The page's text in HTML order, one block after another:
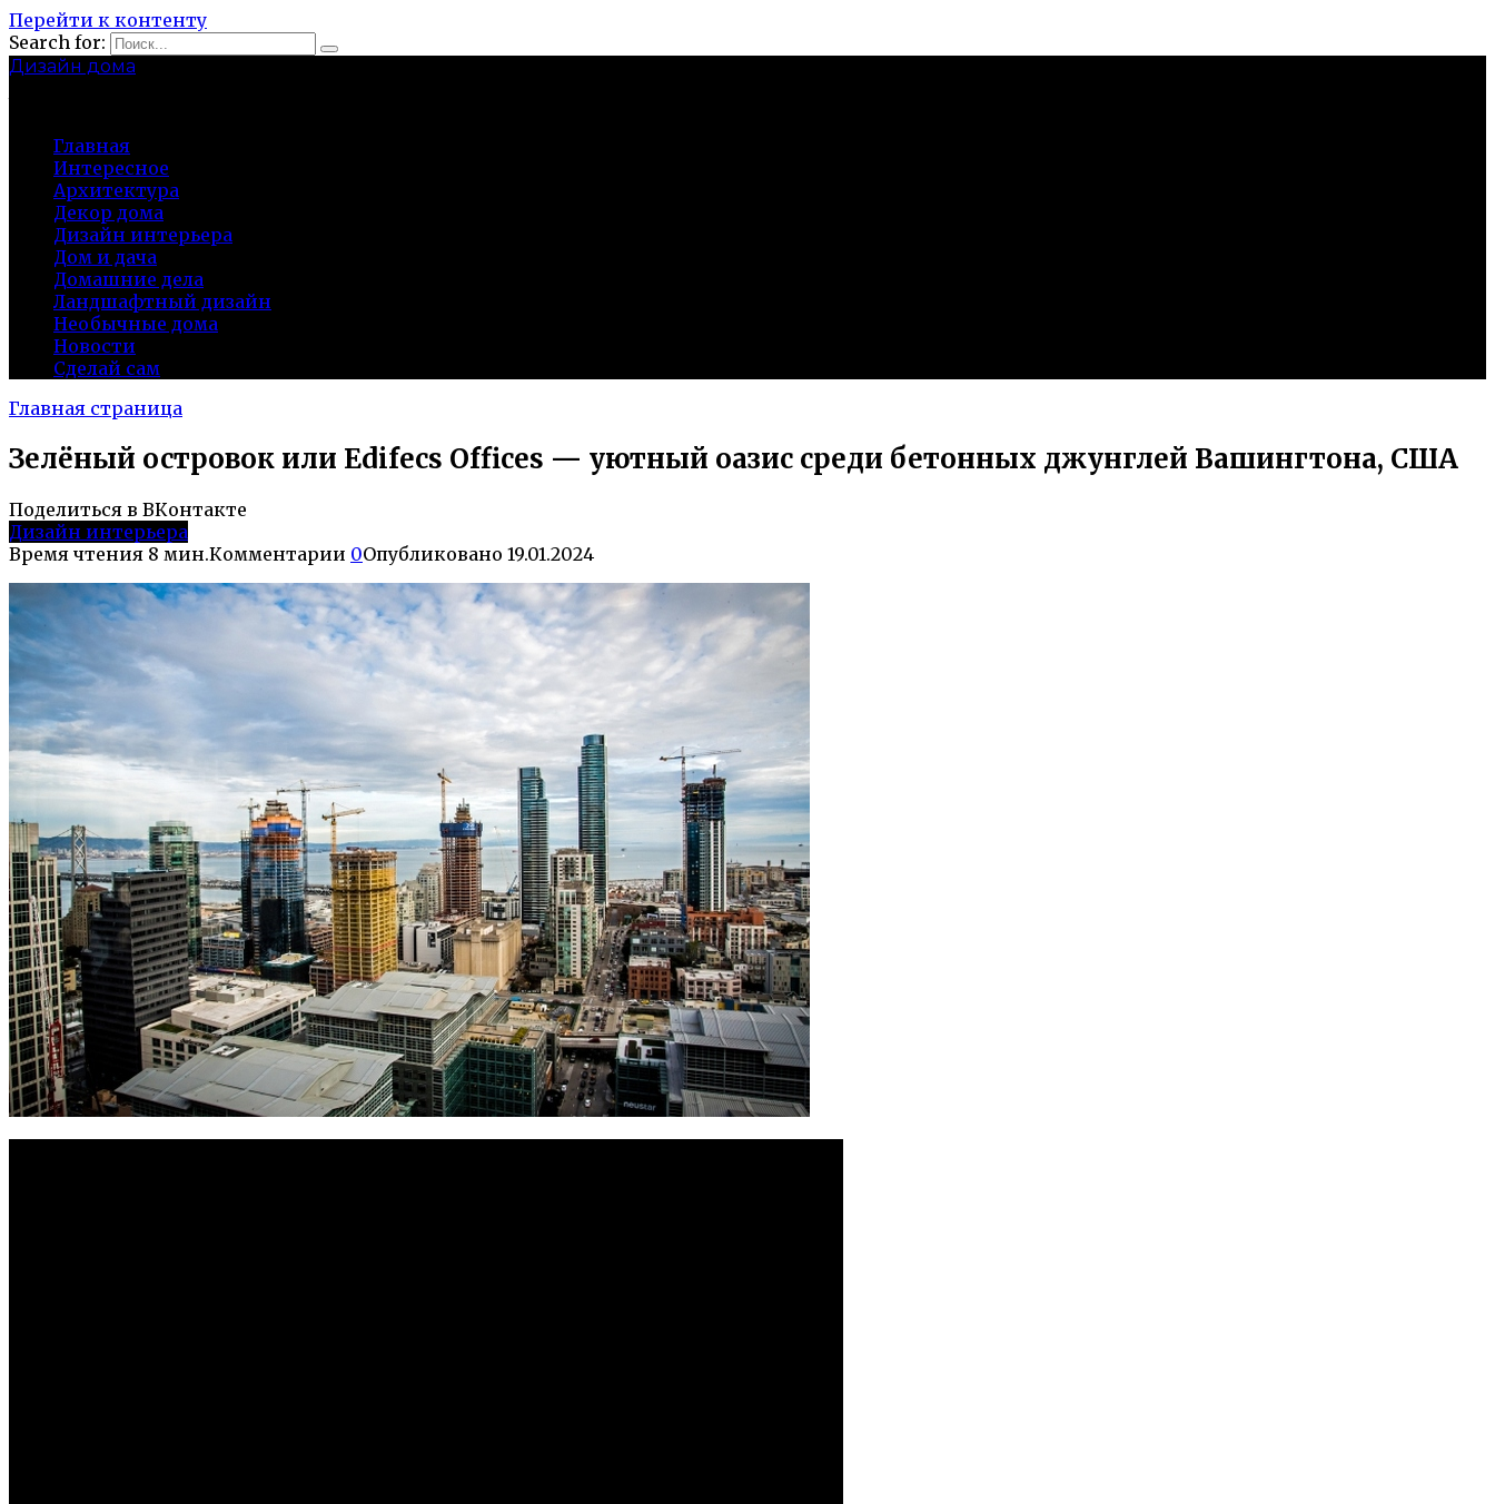
Перейти к контенту
Search for:
Дизайн дома
Главная
Интересное
Архитектура
Декор дома
Дизайн интерьера
Дом и дача
Домашние дела
Ландшафтный дизайн
Необычные дома
Новости
Сделай сам
Главная страница
Зелёный островок или Edifecs Offices — уютный оазис среди бетонных джунглей Вашингтона, США
Поделиться в ВКонтакте
Дизайн интерьера
Время чтения 8 мин.Комментарии 0Опубликовано 19.01.2024